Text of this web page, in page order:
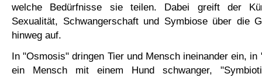
welche Bedürfnisse sie teilen. Dabei greift der
Sexualität, Schwangerschaft und Symbiose über die
hinweg auf.
In "Osmosis" dringen Tier und Mensch ineinander ein,
ein Mensch mit einem Hund schwanger,